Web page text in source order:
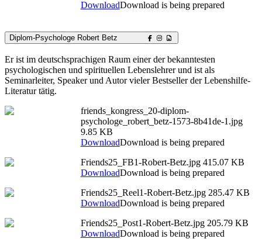
DownloadDownload is being prepared
Diplom-Psychologe Robert Betz
Er ist im deutschsprachigen Raum einer der bekanntesten
psychologischen und spirituellen Lebenslehrer und ist als
Seminarleiter, Speaker und Autor vieler Bestseller der Lebenshilfe-
Literatur tätig.
friends_kongress_20-diplom-
psychologe_robert_betz-1573-8b41de-1.jpg
9.85 KB
DownloadDownload is being prepared
Friends25_FB1-Robert-Betz.jpg 415.07 KB
DownloadDownload is being prepared
Friends25_Reel1-Robert-Betz.jpg 285.47 KB
DownloadDownload is being prepared
Friends25_Post1-Robert-Betz.jpg 205.79 KB
DownloadDownload is being prepared